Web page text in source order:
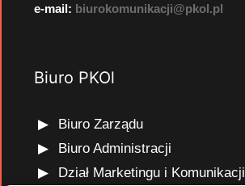
e-mail: biurokomunikacji@pkol.pl
Biuro PKOl
Biuro Zarządu
Biuro Administracji
Dział Marketingu i Komunikacji